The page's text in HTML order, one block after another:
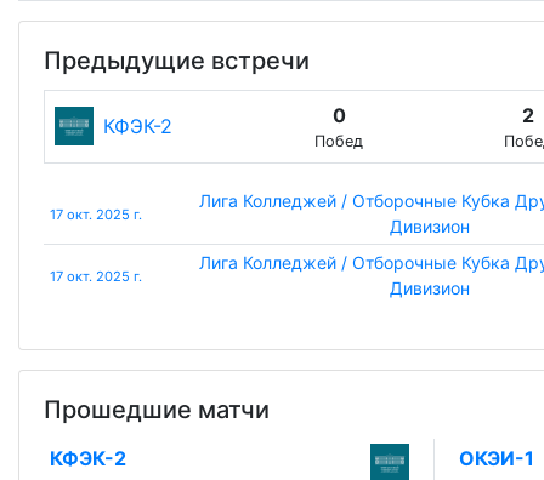
Предыдущие встречи
КФЭК-2 0
Побед
2
17 окт. 2025 г.
Лига Колледжей / Отборочные Кубка
Дивизион
17 окт. 2025 г.
Лига Колледжей / Отборочные Кубка
Дивизион
Прошедшие матчи
КФЭК-2 ОКЭИ-1